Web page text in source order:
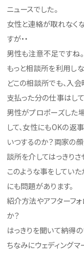
ニュースでした。
女性と連絡が取れなく
すが・・
男性も注意不足ですね。
もっと相談所を利用し
どこの相談所でも、入
支払った分の仕事はして
男性がプロポーズした
して、女性にもOKの返
いつするのか？両家の顔
談所を介してはっきりさ
このような事をしてい
にも問題があります。
紹介方法やアフターフ
か？
はっきりを聞いて納得
ちなみにウェディングマ